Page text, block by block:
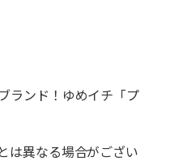
ランド！ゆめイチ「プ
は異なる場合がござい